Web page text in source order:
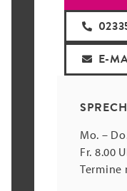
E-
Mo. –
Fr. 8.00
Termine